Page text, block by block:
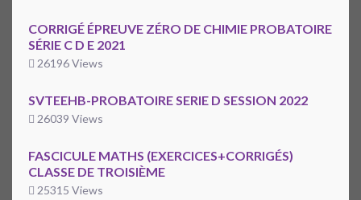
CORRIGÉ ÉPREUVE ZÉRO DE CHIMIE PROBATOIRE
SÉRIE C D E 2021
26196 Views
SVTEEHB-PROBATOIRE SERIE D SESSION 2022
26039 Views
FASCICULE MATHS (EXERCICES+CORRIGÉS)
CLASSE DE TROISIÈME
25315 Views